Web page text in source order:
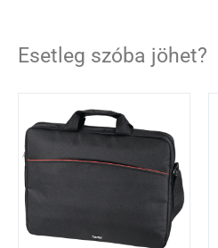
Esetleg szóba jöhet?